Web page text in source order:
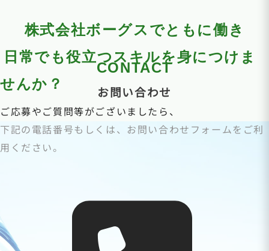
株式会社ボーグスでともに働き
日常でも役立つスキルを身につけま
せんか？
CONTACT
お問い合わせ
ご応募やご質問等がございましたら、
下記の電話番号もしくは、お問い合わせフォームをご利
用ください。